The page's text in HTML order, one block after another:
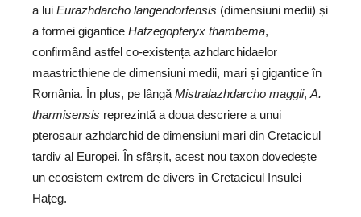
a lui Eurazhdarcho langendorfensis (dimensiuni medii) și
a formei gigantice Hatzegopteryx thambema,
confirmând astfel co-existența azhdarchidaelor
maastricthiene de dimensiuni medii, mari și gigantice în
România. În plus, pe lângă Mistralazhdarcho maggii, A.
tharmisensis reprezintă a doua descriere a unui
pterosaur azhdarchid de dimensiuni mari din Cretacicul
tardiv al Europei. În sfârșit, acest nou taxon dovedește
un ecosistem extrem de divers în Cretacicul Insulei
Hațeg.